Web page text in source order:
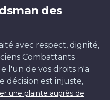
des
avec respect, dignité,
Combattants
l'un de vos droits n'a
décision est injuste,
une plainte auprès de